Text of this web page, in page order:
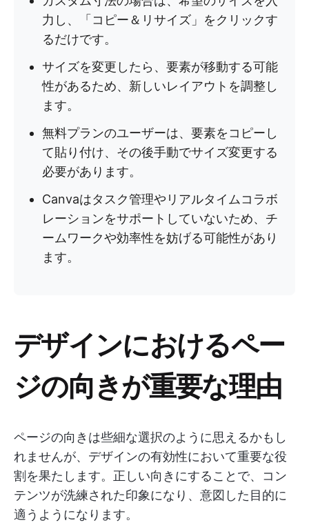
力し、「コピー＆リサイズ」をクリックす
るだけです。
サイズを変更したら、要素が移動する可能
性があるため、新しいレイアウトを調整し
ます。
無料プランのユーザーは、要素をコピーし
て貼り付け、その後手動でサイズ変更する
必要があります。
Canvaはタスク管理やリアルタイムコラボ
レーションをサポートしていないため、チ
ームワークや効率性を妨げる可能性があり
ます。
デザインにおけるペー
ジの向きが重要な理由
ページの向きは些細な選択のように思えるかもし
れませんが、デザインの有効性において重要な役
割を果たします。正しい向きにすることで、コン
テンツが洗練された印象になり、意図した目的に
適うようになります。